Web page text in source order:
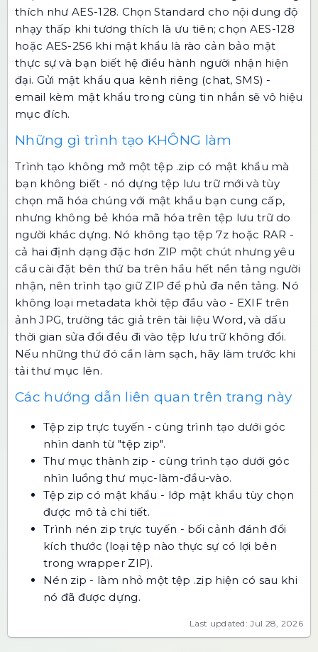
thích như AES-128. Chọn Standard cho nội dung độ
nhạy thấp khi tương thích là ưu tiên; chọn AES-128
hoặc AES-256 khi mật khẩu là rào cản bảo mật
thực sự và bạn biết hệ điều hành người nhận hiện
đại. Gửi mật khẩu qua kênh riêng (chat, SMS) -
email kèm mật khẩu trong cùng tin nhắn sẽ vô hiệu
mục đích.
Những gì trình tạo KHÔNG làm
Trình tạo không mở một tệp .zip có mật khẩu mà
bạn không biết - nó dựng tệp lưu trữ mới và tùy
chọn mã hóa chúng với mật khẩu bạn cung cấp,
nhưng không bẻ khóa mã hóa trên tệp lưu trữ do
người khác dựng. Nó không tạo tệp 7z hoặc RAR -
cả hai định dạng đặc hơn ZIP một chút nhưng yêu
cầu cài đặt bên thứ ba trên hầu hết nền tảng người
nhận, nên trình tạo giữ ZIP để phủ đa nền tảng. Nó
không loại metadata khỏi tệp đầu vào - EXIF trên
ảnh JPG, trường tác giả trên tài liệu Word, và dấu
thời gian sửa đổi đều đi vào tệp lưu trữ không đổi.
Nếu những thứ đó cần làm sạch, hãy làm trước khi
tải thư mục lên.
Các hướng dẫn liên quan trên trang này
Tệp zip trực tuyến - cùng trình tạo dưới góc
nhìn danh từ "tệp zip".
Thư mục thành zip - cùng trình tạo dưới góc
nhìn luồng thư mục-làm-đầu-vào.
Tệp zip có mật khẩu - lớp mật khẩu tùy chọn
được mô tả chi tiết.
Trình nén zip trực tuyến - bối cảnh đánh đổi
kích thước (loại tệp nào thực sự có lợi bên
trong wrapper ZIP).
Nén zip - làm nhỏ một tệp .zip hiện có sau khi
nó đã được dựng.
Last updated: Jul 28, 2026